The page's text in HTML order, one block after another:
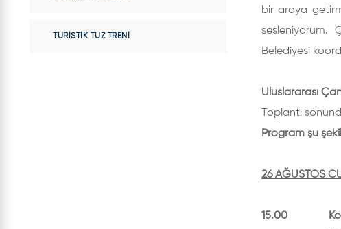
bir araya
sesleniyorum.
Belediyesi
Uluslararası
Toplantı
Program şu
26 AĞUSTOS
15.00 Kortej
TURISTIK TUZ TRENI